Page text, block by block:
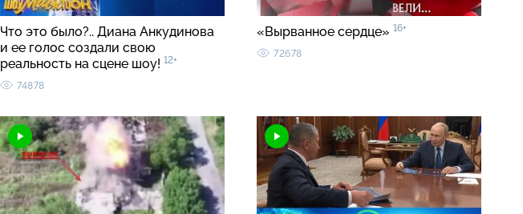
Что это было?.. Диана Анкудинова
и ее голос создали свою
реальность на сцене шоу! 12+
74878
«Вырванное сердце» 16+
72678